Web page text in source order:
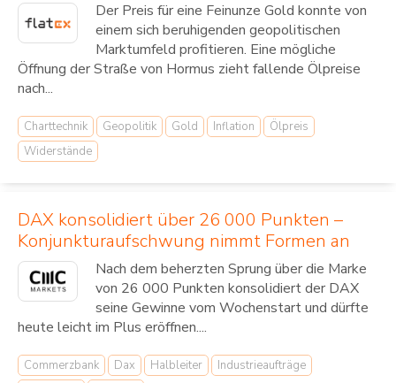
Der Preis für eine Feinunze Gold konnte von
einem sich beruhigenden geopolitischen
Marktumfeld profitieren. Eine mögliche
Öffnung der Straße von Hormus zieht fallende Ölpreise
nach...
Charttechnik Geopolitik Gold Inflation
Ölpreis
Widerstände
DAX konsolidiert über 26 000 Punkten –
Konjunkturaufschwung nimmt Formen an
Nach dem beherzten Sprung über die Marke
von 26 000 Punkten konsolidiert der DAX
seine Gewinne vom Wochenstart und dürfte
heute leicht im Plus eröffnen....
Commerzbank Dax Halbleiter
Industrieaufträge